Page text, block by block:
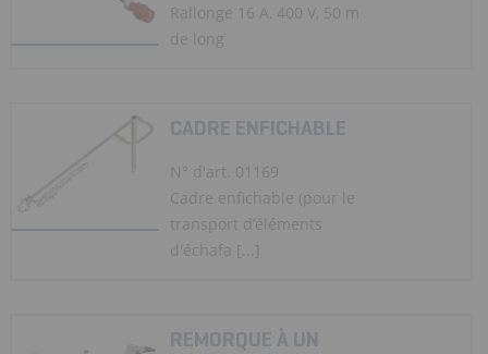
Rallonge 16 A, 400 V, 50 m
de long
CADRE ENFICHABLE
N° d'art. 01169
Cadre enfichable (pour le
transport d’éléments
d'échafa [...]
REMORQUE À UN